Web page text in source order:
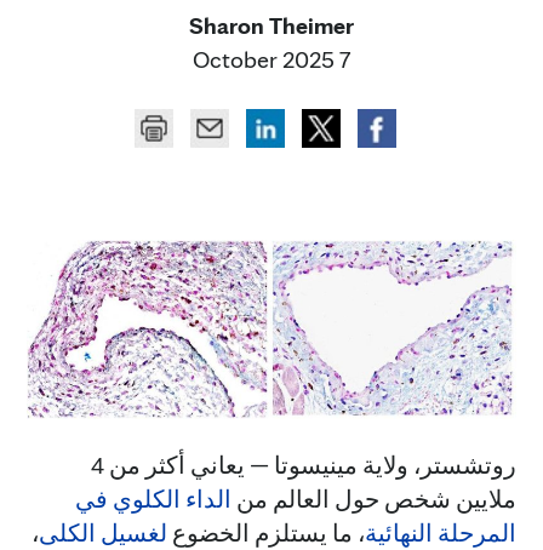
Sharon Theimer
7 October 2025
روتشستر، ولاية مينيسوتا — يعاني أكثر من 4
ملايين شخص حول العالم من الداء الكلوي في
المرحلة النهائية، ما يستلزم الخضوع لغسيل الكلى،